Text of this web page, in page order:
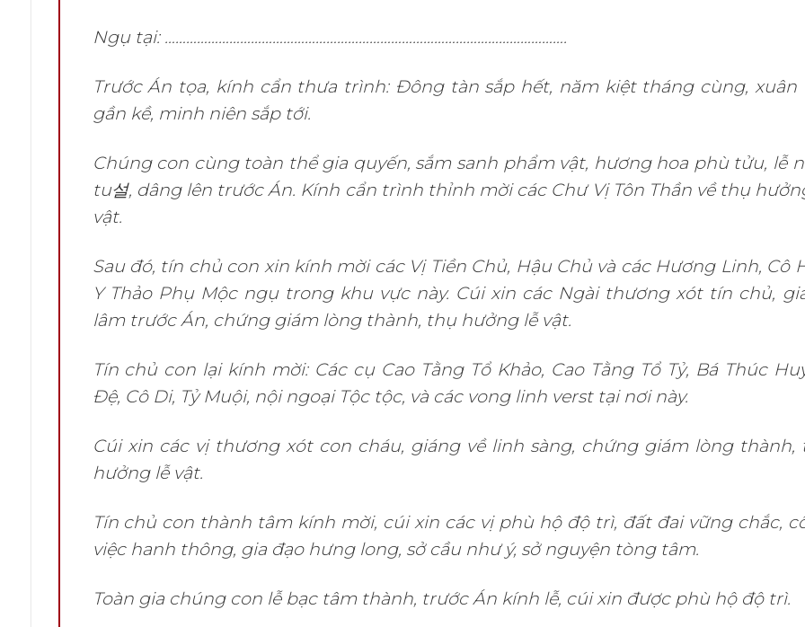
Ngụ tại: ………………………………………………………………………………………………….
Trước Án tọa, kính cẩn thưa trình: Đông tàn sắp hết, năm kiệt tháng cùng, xuân
gần kề, minh niên sắp tới.
Chúng con cùng toàn thể gia quyến, sắm sanh phẩm vật, hương hoa phù tửu, lễ
tu설, dâng lên trước Án. Kính cẩn trình thỉnh mời các Chư Vị Tôn Thần về thụ
vật.
Sau đó, tín chủ con xin kính mời các Vị Tiền Chủ, Hậu Chủ và các Hương Linh, Cô
Y Thảo Phụ Mộc ngụ trong khu vực này. Cúi xin các Ngài thương xót tín chủ,
lâm trước Án, chứng giám lòng thành, thụ hưởng lễ vật.
Tín chủ con lại kính mời: Các cụ Cao Tằng Tổ Khảo, Cao Tằng Tổ Tỷ, Bá Thúc
Đệ, Cô Di, Tỷ Muội, nội ngoại Tộc tộc, và các vong linh verst tại nơi này.
Cúi xin các vị thương xót con cháu, giáng về linh sàng, chứng giám lòng thành,
hưởng lễ vật.
Tín chủ con thành tâm kính mời, cúi xin các vị phù hộ độ trì, đất đai vững chắc,
việc hanh thông, gia đạo hưng long, sở cầu như ý, sở nguyện tòng tâm.
Toàn gia chúng con lễ bạc tâm thành, trước Án kính lễ, cúi xin được phù hộ độ trì.